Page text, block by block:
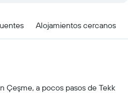
Alojamientos cercanos
Çeşme, a pocos pasos de Tekk